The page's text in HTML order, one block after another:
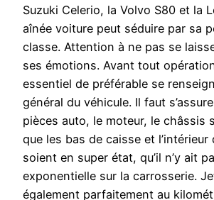
Suzuki Celerio, la Volvo S80 et la
aînée voiture peut séduire par sa
classe. Attention à ne pas se
ses émotions. Avant tout
essentiel de préférable se
général du véhicule. Il faut
pièces auto, le moteur, le châssis
que les bas de caisse et l’intérieur
soient en super état, qu’il n’y ait
exponentielle sur la carrosserie.
également parfaitement au